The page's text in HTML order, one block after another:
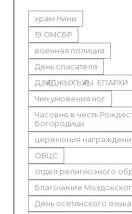
храм Нины
19 ОМСБР
военная полиция
День спасателя
ДЗӔУДЖЫХЪӔУЫ ЕПАРХИ
Чин умовения ног
Часовня в честь
Богородицы
церемония
ОВЦС
отдел религиозного
Благочиние
День осетинского языка